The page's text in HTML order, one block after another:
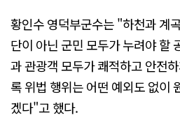
황인수 영덕부군수는 "하천과 계
단이 아닌 군민 모두가 누려야 할
과 관광객 모두가 쾌적하고 안전
록 위법 행위는 어떤 예외도 없이
겠다"고 했다.